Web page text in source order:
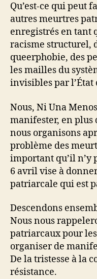
Qu’est-ce qui peut
autres meurtres
enregistrés en tant
racisme structurel,
queerphobie, des
les mailles du
invisibles par l’État
Nous, Ni Una
manifester, en plus
nous organisons
problème des
important qu’il n’y
6 avril vise à
patriarcale qui est
Descendons
Nous nous
patriarcaux pour
organiser de
De la tristesse à la
résistance.